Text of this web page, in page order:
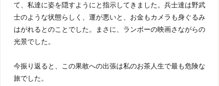
て、私達に姿を隠すようにと指示してきました。兵士達は野武
士のような状態らしく、運が悪いと、お金もカメラも身ぐるみ
はがれるとのことでした。まさに、ランボーの映画さながらの
光景でした。
今振り返ると、この果敢への出張は私のお茶人生で最も危険な
旅でした。